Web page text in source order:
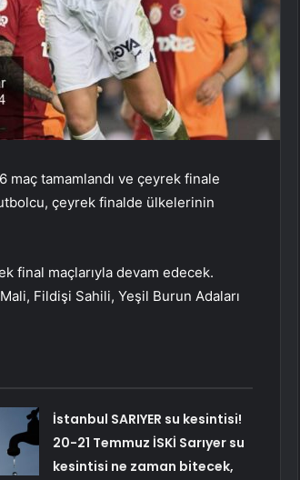
maç tamamlandı ve çeyrek finale
çeyrek finalde ülkelerinin
final maçlarıyla devam edecek.
Fildişi Sahili, Yeşil Burun Adaları
İstanbul SARIYER su kesintisi!
20-21 Temmuz İSKİ Sarıyer su
kesintisi ne zaman bitecek,